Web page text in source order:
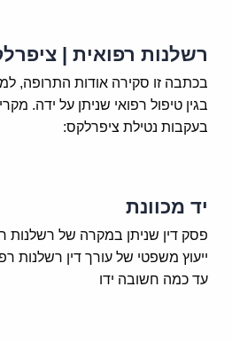
רשלנות רפואית |
בכתבה זו סקירה אודות התרופה,
בגין טיפול רפואי שניתן על ידה.
בעקבות נטילת ציפרלקס:
יד מכוונת
פסק דין שניתן במקרה של
ייעוץ משפטי של עורך דין רשלנות
עד כמה חשובה ידו